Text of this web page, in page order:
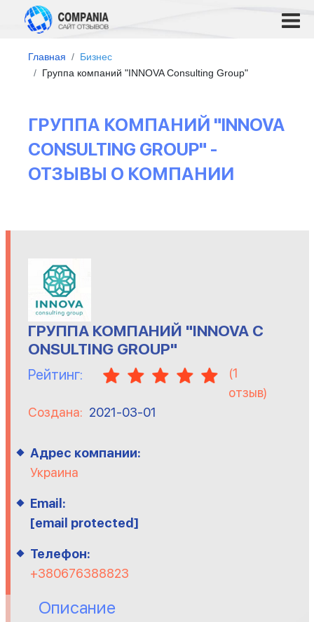
Главная
Бизнес
Группа компаний "INNOVA Consulting Group"
ГРУППА КОМПАНИЙ "INNOVA
CONSULTING GROUP" -
ОТЗЫВЫ О КОМПАНИИ
ГРУППА КОМПАНИЙ "INNOVA C
ONSULTING GROUP"
Рейтинг: (1
отзыв)
Создана: 2021-03-01
Адрес компании:
Украина
Email:
[email protected]
Телефон:
+380676388823
Описание